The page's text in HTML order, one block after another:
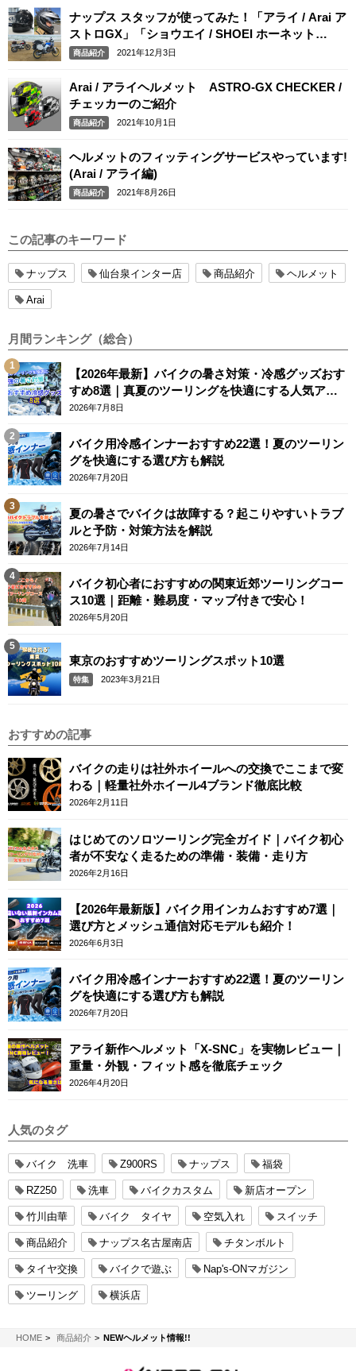
ナップス スタッフが使ってみた！「アライ / Arai ア
ストロGX」「ショウエイ / SHOEI ホーネット
ADV」
商品紹介 2021年12月3日
Arai / アライヘルメット ASTRO-GX CHECKER /
チェッカーのご紹介
商品紹介 2021年10月1日
ヘルメットのフィッティングサービスやっています!
(Arai / アライ編)
商品紹介 2021年8月26日
この記事のキーワード
ナップス 仙台泉インター店 商品紹介 ヘルメット
Arai
月間ランキング（総合）
【2026年最新】バイクの暑さ対策・冷感グッズおす
すめ8選｜真夏のツーリングを快適にする人気アイ
テム
2026年7月8日
バイク用冷感インナーおすすめ22選！夏のツーリン
グを快適にする選び方も解説
2026年7月20日
夏の暑さでバイクは故障する？起こりやすいトラブ
ルと予防・対策方法を解説
2026年7月14日
バイク初心者におすすめの関東近郊ツーリングコー
ス10選｜距離・難易度・マップ付きで安心！
2026年5月20日
東京のおすすめツーリングスポット10選
特集 2023年3月21日
おすすめの記事
バイクの走りは社外ホイールへの交換でここまで変
わる｜軽量社外ホイール4ブランド徹底比較
2026年2月11日
はじめてのソロツーリング完全ガイド｜バイク初心
者が不安なく走るための準備・装備・走り方
2026年2月16日
【2026年最新版】バイク用インカムおすすめ7選｜
選び方とメッシュ通信対応モデルも紹介！
2026年6月3日
バイク用冷感インナーおすすめ22選！夏のツーリン
グを快適にする選び方も解説
2026年7月20日
アライ新作ヘルメット「X-SNC」を実物レビュー｜
重量・外観・フィット感を徹底チェック
2026年4月20日
人気のタグ
バイク 洗車 Z900RS ナップス 福袋
RZ250 洗車 バイクカスタム 新店オープン
竹川由華 バイク タイヤ 空気入れ スイッチ
商品紹介 ナップス名古屋南店 チタンボルト
タイヤ交換 バイクで遊ぶ Nap's-ONマガジン
ツーリング 横浜店
HOMENAPS-ON マガジン
商品紹介 NEWヘルメット情報!!